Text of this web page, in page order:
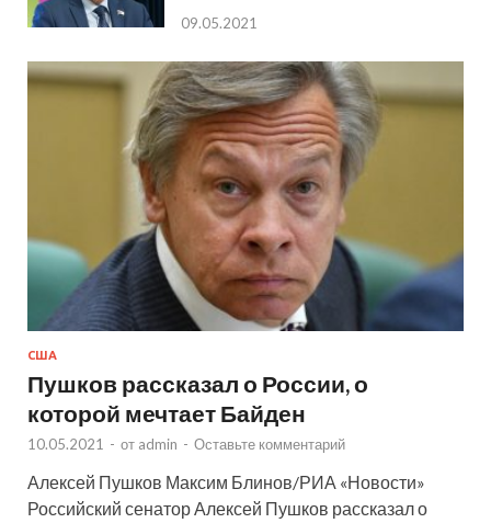
09.05.2021
США
Пушков рассказал о России, о
которой мечтает Байден
10.05.2021 - от admin - Оставьте комментарий
Алексей Пушков Максим Блинов/РИА «Новости»
Российский сенатор Алексей Пушков рассказал о